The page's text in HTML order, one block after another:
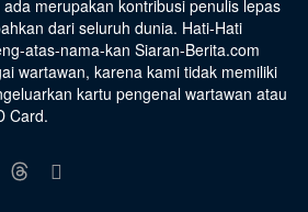
merupakan kontribusi penulis lepas
dari seluruh dunia. Hati-Hati
atas-nama-kan Siaran-Berita.com
wartawan, karena kami tidak memiliki
kartu pengenal wartawan atau
Card.